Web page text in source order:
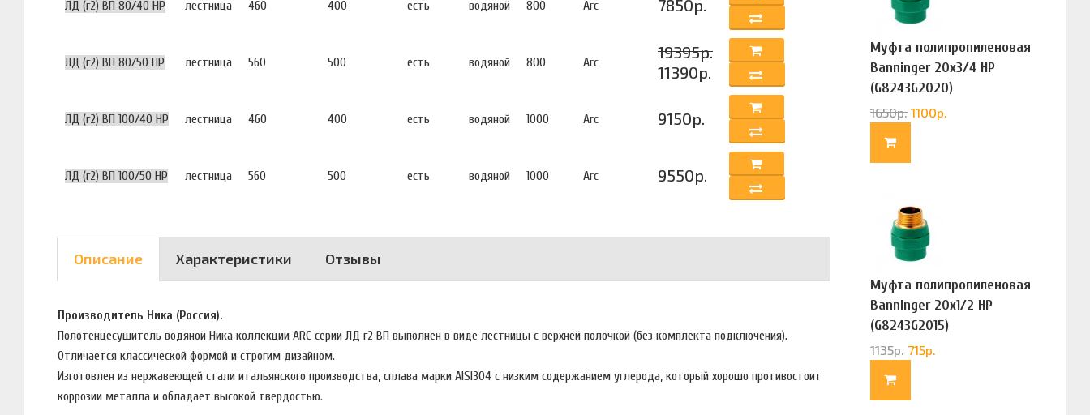
ЛД (г2) ВП 80/40 НР лестница 460 400 есть водяной 800 Arc 7850р.
ЛД (г2) ВП 80/50 НР лестница 560 500 есть водяной 800 Arc
19395р.
11390р.
ЛД (г2) ВП 100/40 НР лестница 460 400 есть водяной 1000 Arc 9150р.
ЛД (г2) ВП 100/50 НР лестница 560 500 есть водяной 1000 Arc 9550р.
Описание Характеристики Отзывы
Производитель Ника (Россия).
Полотенцесушитель водяной Ника коллекции ARC серии ЛД г2 ВП выполнен в виде лестницы с верхней полочкой (без комплекта подключения).
Отличается классической формой и строгим дизайном.
Изготовлен из нержавеющей стали итальянского производства, сплава марки AISI304 с низким содержанием углерода, который хорошо противостоит
коррозии металла и обладает высокой твердостью.
Муфта полипропиленовая
Banninger 20х3/4 НР
(G8243G2020)
1650р. 1100р.
Муфта полипропиленовая
Banninger 20х1/2 НР
(G8243G2015)
1135р. 715р.